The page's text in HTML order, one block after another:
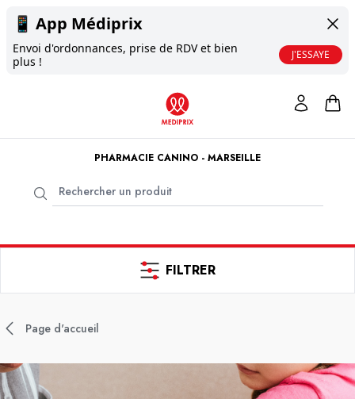
📱 App Médiprix
Envoi d'ordonnances, prise de RDV et bien
plus !
J'ESSAYE
PHARMACIE CANINO - MARSEILLE
FILTRER
Page d'accueil